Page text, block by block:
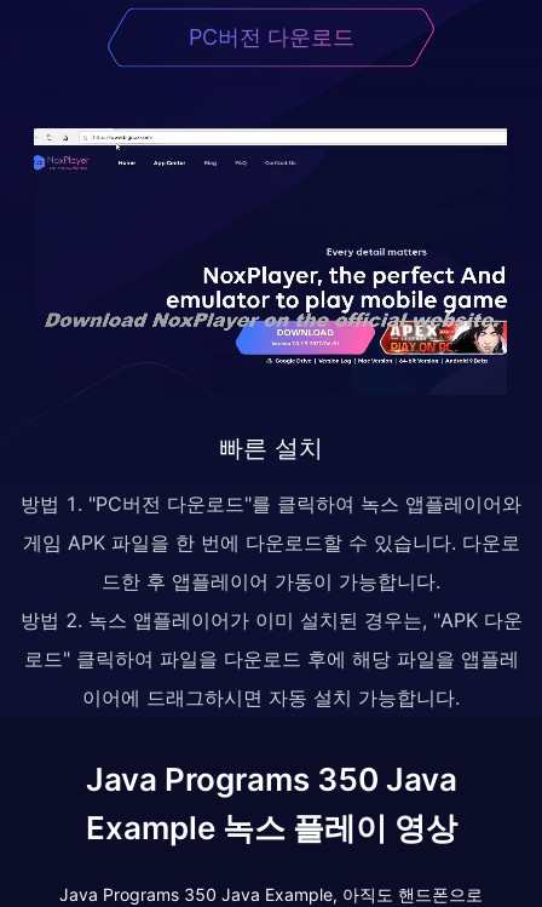
PC버전 다운로드
빠른 설치
방법 1. "PC버전 다운로드"를 클릭하여 녹스 앱플레이어와
게임 APK 파일을 한 번에 다운로드할 수 있습니다. 다운로
드한 후 앱플레이어 가동이 가능합니다.
방법 2. 녹스 앱플레이어가 이미 설치된 경우는, "APK 다운
로드" 클릭하여 파일을 다운로드 후에 해당 파일을 앱플레
이어에 드래그하시면 자동 설치 가능합니다.
Java Programs 350 Java
Example 녹스 플레이 영상
Java Programs 350 Java Example, 아직도 핸드폰으로